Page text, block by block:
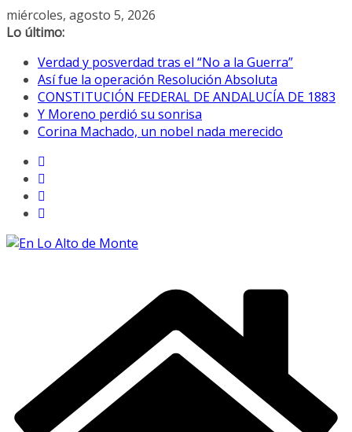
Saltar
al
miércoles, agosto 5, 2026
Lo último:
Verdad y posverdad tras el “No a la Guerra”
Así fue la operación Resolución Absoluta
CONSTITUCIÓN FEDERAL DE ANDALUCÍA DE 1883
Y Moreno perdió su sonrisa
Corina Machado, un nobel nada merecido